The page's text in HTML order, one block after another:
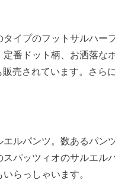
イプのフットサルハー
番ドット柄、お洒落な
売されています。さら
ルパンツ。数あるパン
パッツィオのサルエル
らっしゃいます。